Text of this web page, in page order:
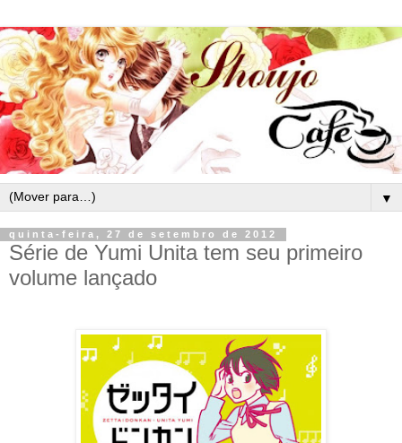
▼
quinta-feira, 27 de setembro de 2012
Série de Yumi Unita tem seu primeiro
volume lançado